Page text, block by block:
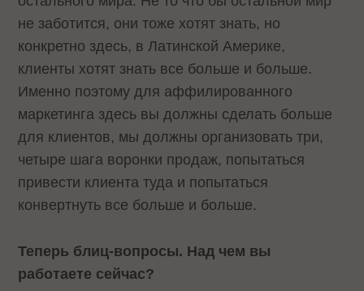
не заботится, они тоже хотят знать, но
конкретно здесь, в Латинской Америке,
клиенты хотят знать все больше и больше.
Именно поэтому для аффилированного
маркетинга здесь вы должны сделать больше
для клиентов, мы должны организовать три,
четыре шага воронки продаж, попытаться
привести клиента туда и попытаться
конвертнуть все больше и больше.
Теперь блиц-вопросы. Над чем вы
работаете сейчас?